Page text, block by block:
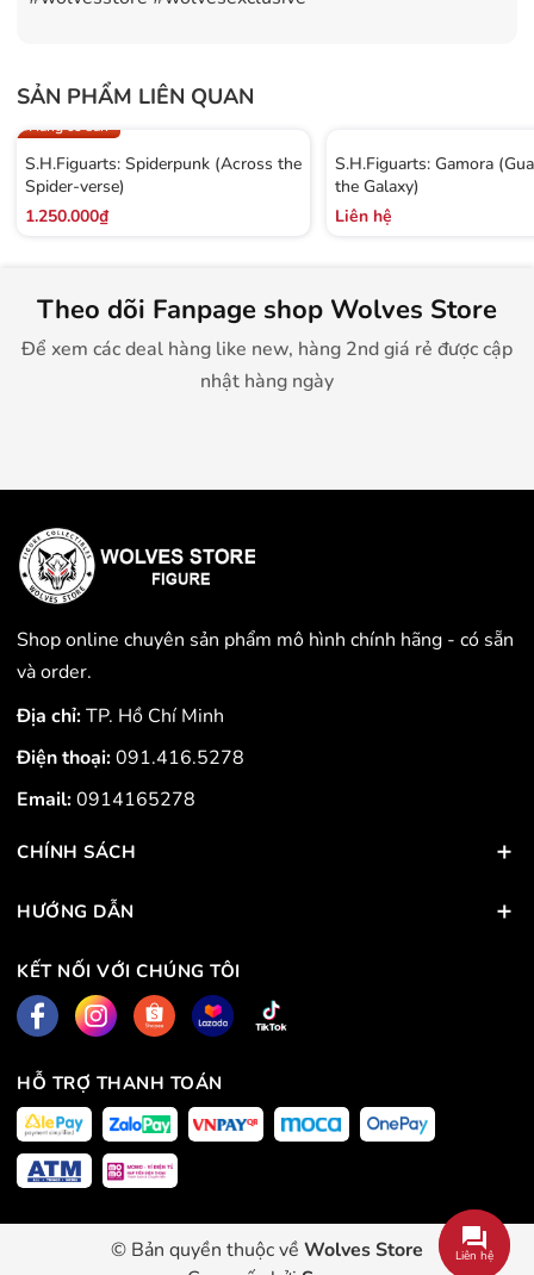
SẢN PHẨM LIÊN QUAN
Like new
Hàng có sẵn
S.H.Figuarts: Spiderpunk (Across the
Spider-verse)
1.250.000₫
S.H.Figuarts: Gamora
the Galaxy)
Liên hệ
Theo dõi Fanpage shop Wolves Store
Để xem các deal hàng like new, hàng 2nd giá rẻ được cập
nhật hàng ngày
Shop online chuyên sản phẩm mô hình chính hãng - có sẵn
và order.
Địa chỉ:TP. Hồ Chí Minh
Điện thoại:091.416.5278
Email:0914165278
CHÍNH SÁCH
HƯỚNG DẪN
KẾT NỐI VỚI CHÚNG TÔI
HỖ TRỢ THANH TOÁN
© Bản quyền thuộc về Wolves Store
Liên hệ